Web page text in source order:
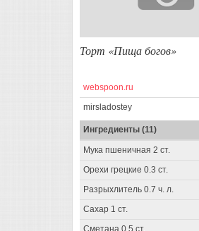
Торт «Пища богов»
webspoon.ru
mirsladostey
Ингредиенты (11)
Мука пшеничная 2 ст.
Орехи грецкие 0.3 ст.
Разрыхлитель 0.7 ч. л.
Сахар 1 ст.
Сметана 0.5 ст.